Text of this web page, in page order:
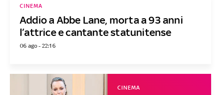
Addio a Abbe Lane, morta a 93 anni
l’attrice e cantante statunitense
CINEMA
06 ago - 22:16
CINEMA